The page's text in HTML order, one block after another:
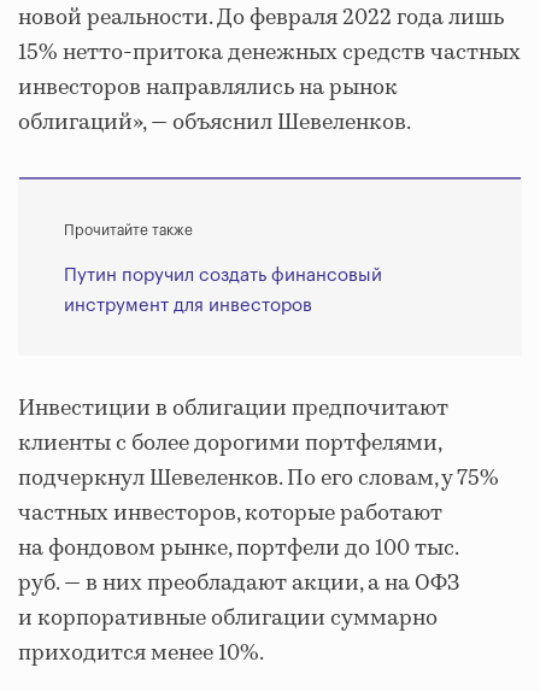
новой реальности. До февраля 2022 года лишь
15% нетто-притока денежных средств частных
инвесторов направлялись на рынок
облигаций», — объяснил Шевеленков.
Прочитайте также
Путин поручил создать финансовый
инструмент для инвесторов
Инвестиции в облигации предпочитают
клиенты с более дорогими портфелями,
подчеркнул Шевеленков. По его словам, у 75%
частных инвесторов, которые работают
на фондовом рынке, портфели до 100 тыс.
руб. — в них преобладают акции, а на ОФЗ
и корпоративные облигации суммарно
приходится менее 10%.